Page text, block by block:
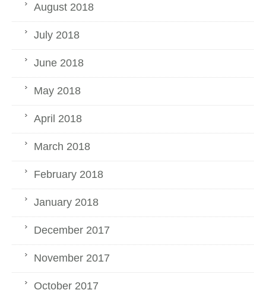
August 2018
July 2018
June 2018
May 2018
April 2018
March 2018
February 2018
January 2018
December 2017
November 2017
October 2017